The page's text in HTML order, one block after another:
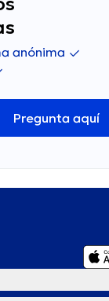
anónima
Pregunta aquí